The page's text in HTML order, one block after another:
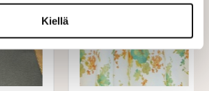
Kiellä
TARJOUS